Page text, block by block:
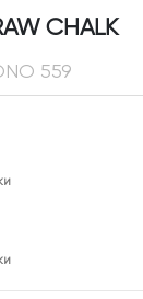
CHALK
559